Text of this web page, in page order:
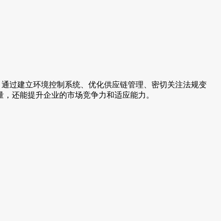
过建立环境控制系统、优化供应链管理、密切关注法规变
还能提升企业的市场竞争力和适应能力。